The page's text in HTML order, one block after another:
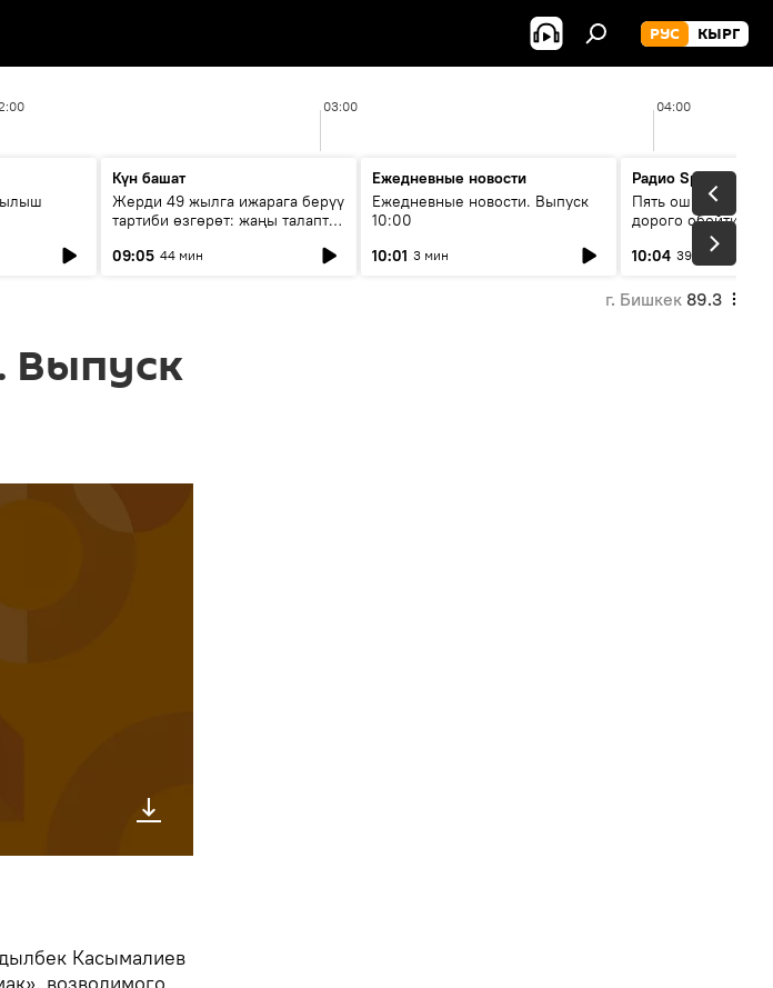
РУС КЫРГ
03:00 04:00
Күн башат
Жерди 49 жылга ижарага берүү
тартиби өзгөрөт: жаңы талаптар
09:05 44 мин
Ежедневные новости
Ежедневные новости. Выпуск
10:00
10:01 3 мин
Радио Sputnik
Пять ошибок
дорого обойтись
10:04 39 мин
г. Бишкек 89.3
Выпуск
Касымалиев